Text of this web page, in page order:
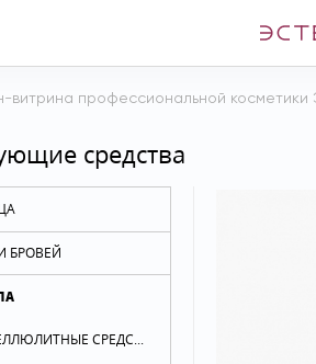
витрина профессиональной косметики
средства
БРОВЕЙ
АНТИЦЕЛЛЮЛИТНЫЕ СРЕДСТВА